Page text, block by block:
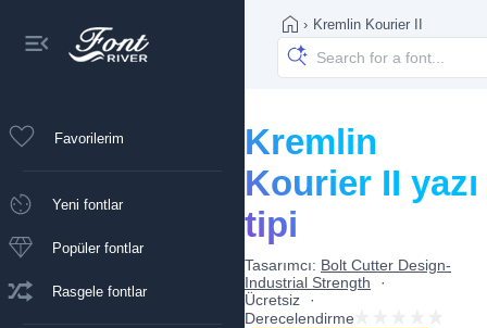
Favorilerim
Yeni fontlar
Popüler fontlar
Rasgele fontlar
› Kremlin Kourier II
Kremlin
Kourier II yazı
tipi
Tasarımcı: Bolt Cutter Design-
Industrial Strength
Ücretsiz
Derecelendirme